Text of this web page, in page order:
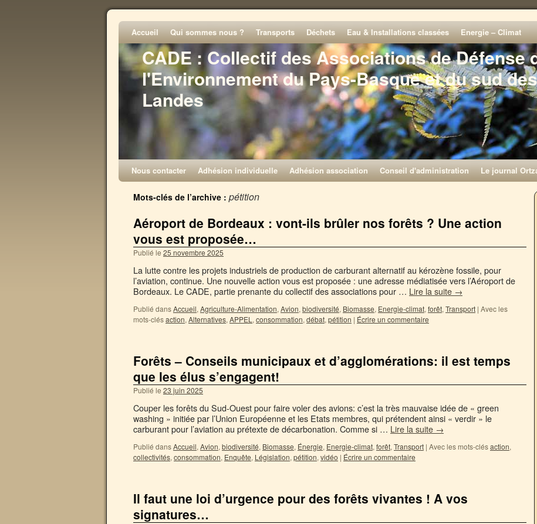
CADE : Collectif des Associations de Défense
l'Environnement du Pays-Basque et du sud des
Landes
Accueil Qui sommes nous ? Transports Déchets Eau & Installations classées Energie – Climat
Nous contacter Adhésion individuelle Adhésion association Conseil d'administration Le journal
Mots-clés de l’archive : pétition
Aéroport de Bordeaux : vont-ils brûler nos forêts ? Une action
vous est proposée…
Publié le 25 novembre 2025
La lutte contre les projets industriels de production de carburant alternatif au kérozène fossile, pour
l’aviation, continue. Une nouvelle action vous est proposée : une adresse médiatisée vers l’Aéroport de
Bordeaux. Le CADE, partie prenante du collectif des associations pour … Lire la suite →
Publié dansAccueil, Agriculture-Alimentation, Avion, biodiversité, Biomasse, Energie-climat, forêt, Transport | Avec les
mots-clésaction, Alternatives, APPEL , consommation, débat, pétition | Écrire un commentaire
Forêts – Conseils municipaux et d’agglomérations: il est temps
que les élus s’engagent!
Publié le 23 juin 2025
Couper les forêts du Sud-Ouest pour faire voler des avions: c’est la très mauvaise idée de « green
washing » initiée par l’Union Européenne et les Etats membres, qui prétendent ainsi « verdir » le
carburant pour l’aviation au prétexte de décarbonation. Comme si … Lire la suite →
Publié dansAccueil, Avion, biodiversité, Biomasse, Énergie, Energie-climat, forêt, Transport | Avec les mots-clésaction,
collectivités, consommation, Enquête, Législation, pétition, vidéo | Écrire un commentaire
Il faut une loi d’urgence pour des forêts vivantes ! A vos
signatures…